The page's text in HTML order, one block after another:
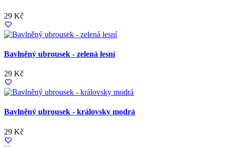
29 Kč
Bavlněný ubrousek - zelená lesní
29 Kč
Bavlněný ubrousek - královsky modrá
29 Kč